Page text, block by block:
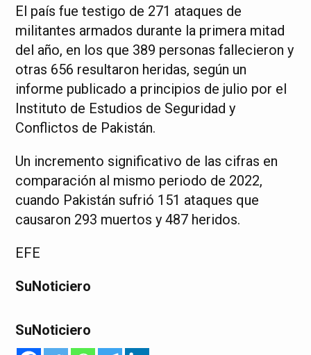
El país fue testigo de 271 ataques de
militantes armados durante la primera mitad
del año, en los que 389 personas fallecieron y
otras 656 resultaron heridas, según un
informe publicado a principios de julio por el
Instituto de Estudios de Seguridad y
Conflictos de Pakistán.
Un incremento significativo de las cifras en
comparación al mismo periodo de 2022,
cuando Pakistán sufrió 151 ataques que
causaron 293 muertos y 487 heridos.
EFE
SuNoticiero
SuNoticiero